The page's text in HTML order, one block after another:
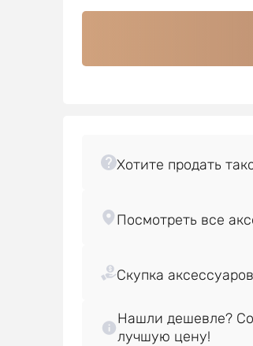
Нашли дешевле?
лучшую цену!